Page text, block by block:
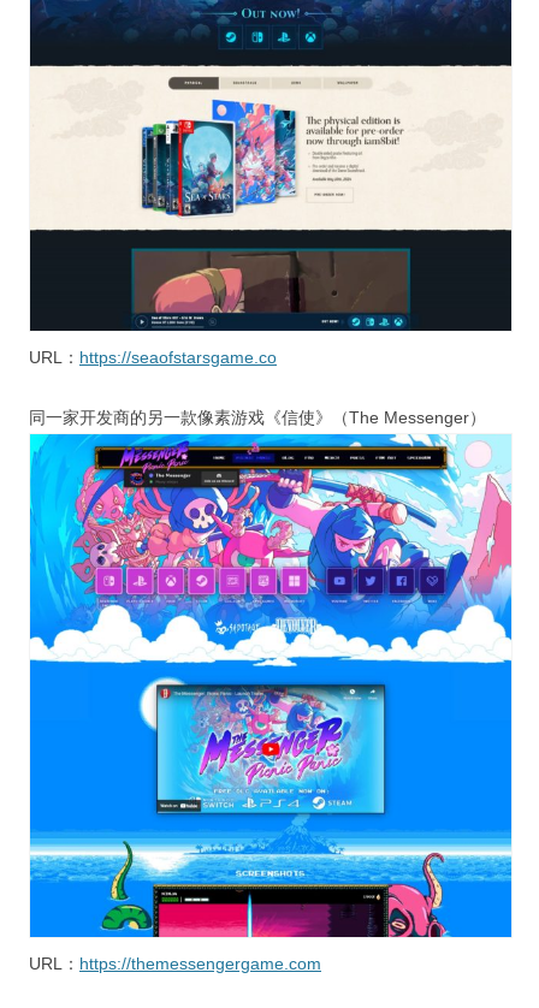
URL： https://seaofstarsgame.co
同一家开发商的另一款像素游戏《信使》（The Messenger）
URL： https://themessengergame.com